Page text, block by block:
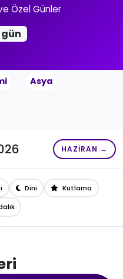
Özel Günler
gün
Asya
HAZIRAN →
Dini Kutlama